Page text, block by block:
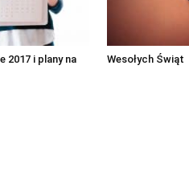
2017 i plany na
Wesołych Świąt